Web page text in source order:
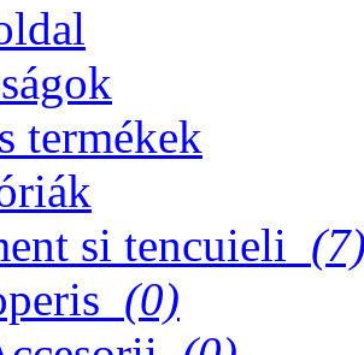
termékek
si tencuieli
(0)